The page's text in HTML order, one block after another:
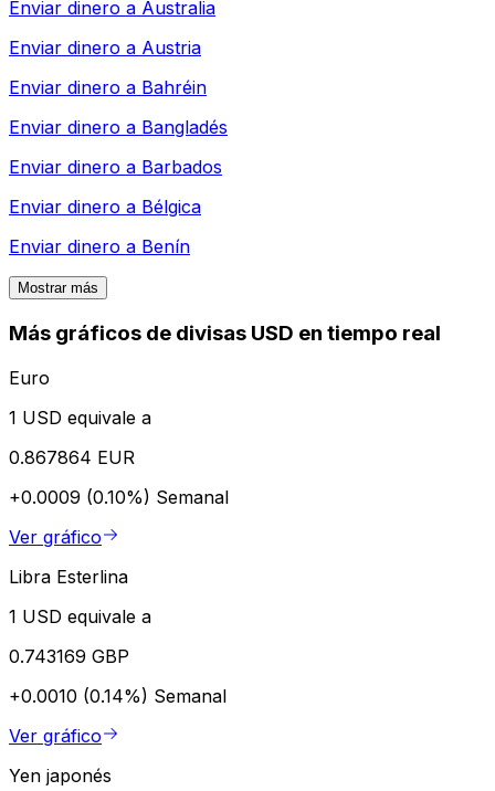
Enviar dinero a Australia
Enviar dinero a Austria
Enviar dinero a Bahréin
Enviar dinero a Bangladés
Enviar dinero a Barbados
Enviar dinero a Bélgica
Enviar dinero a Benín
Mostrar más
Más gráficos de divisas USD en tiempo real
Euro
1 USD equivale a
0.867864 EUR
+0.0009 (0.10%) Semanal
Ver gráfico
Libra Esterlina
1 USD equivale a
0.743169 GBP
+0.0010 (0.14%) Semanal
Ver gráfico
Yen japonés